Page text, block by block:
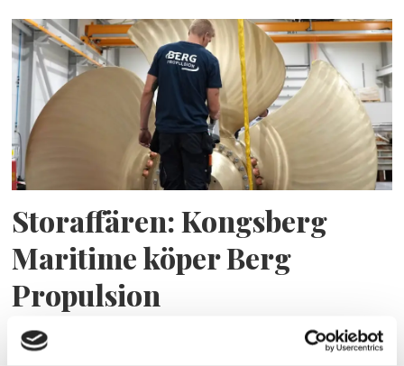
Storaffären: Kongsberg
Maritime köper Berg
Propulsion